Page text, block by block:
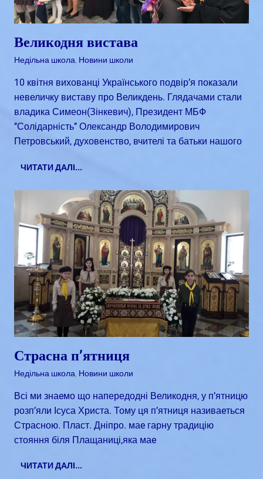
Великодня вистава
Квітень 13, 2018
admin
Недільна школа, Новини школи
10 квітня вихованці Українського подвір’я показали
невеличку виставу про Великдень. Глядачами стали
владика Симеон(Зінкевич), Президент МБФ
’’Солідарність’’ Олександр Володимирович
Петровський, духовенство, вчителі та батьки нашого
ЧИТАТИ ДАЛІ...
Страсна п’ятниця
Квітень 6, 2018
admin
Недільна школа, Новини школи
Всі ми знаeмо що напередодні Великодня, у п’ятницю
розп’яли Ісуса Христа. Тому ця п’ятниця називаeться
Страсною. Пласт. Дніпро. маe гарну традицію
стояння біля Плащаниці,яка маe
ЧИТАТИ ДАЛІ...